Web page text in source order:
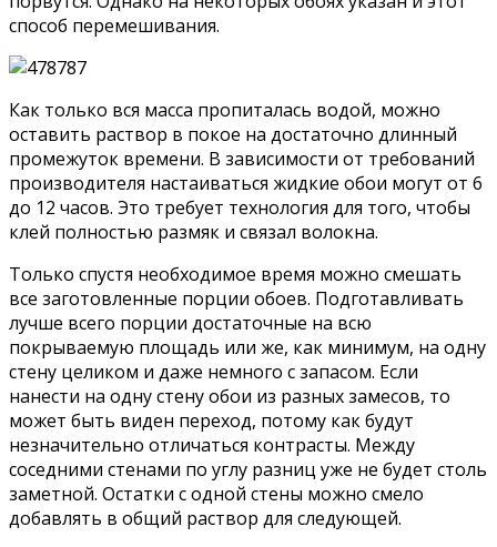
способ перемешивания.
Как только вся масса пропиталась водой, можно
оставить раствор в покое на достаточно длинный
промежуток времени. В зависимости от требований
производителя настаиваться жидкие обои могут от 6
до 12 часов. Это требует технология для того, чтобы
клей полностью размяк и связал волокна.
Только спустя необходимое время можно смешать
все заготовленные порции обоев. Подготавливать
лучше всего порции достаточные на всю
покрываемую площадь или же, как минимум, на одну
стену целиком и даже немного с запасом. Если
нанести на одну стену обои из разных замесов, то
может быть виден переход, потому как будут
незначительно отличаться контрасты. Между
соседними стенами по углу разниц уже не будет столь
заметной. Остатки с одной стены можно смело
добавлять в общий раствор для следующей.